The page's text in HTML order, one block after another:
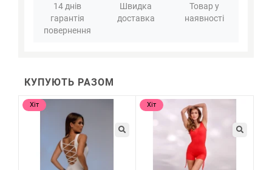
14 днів
гарантія
повернення
Швидка
доставка
Товар у
наявності
КУПУЮТЬ РАЗОМ
Хіт Хіт